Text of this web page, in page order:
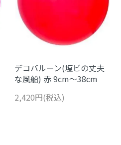
デコバルーン(塩ビの丈夫
な風船) 赤 9cm～38cm
2,420円(税込)